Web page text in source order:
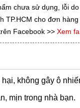
chưa sử dụng, lỗi
TP.HCM cho đơn
Facebook >> Xem
hại, không gây ô
mịn trong nhà bạn.